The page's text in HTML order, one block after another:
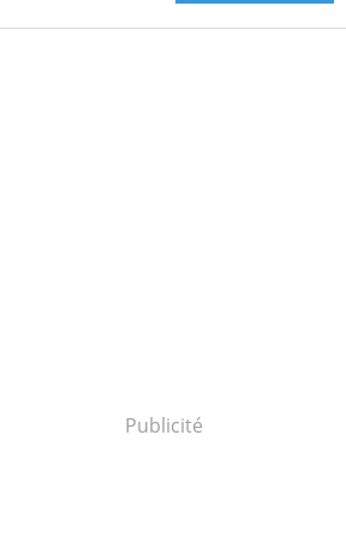
Publicité